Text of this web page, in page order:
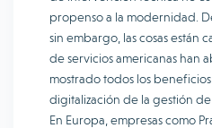
propenso a la modernidad.
sin embargo, las cosas están
de servicios americanas han
mostrado todos los
digitalización de la gestión de
En Europa, empresas como